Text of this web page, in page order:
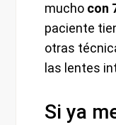
mucho con
paciente
otras
las lentes
Si ya